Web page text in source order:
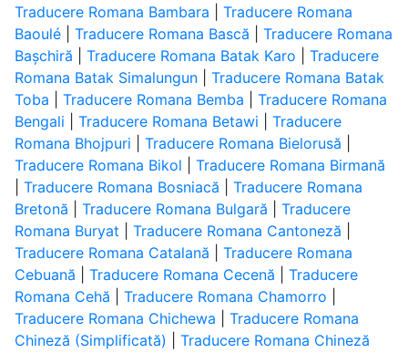
Traducere Romana Bambara
Traducere Romana
Baoulé| Traducere Romana Bască
Traducere Romana
Bașchiră
Traducere Romana Batak Karo
Traducere
Romana Batak Simalungun| Traducere Romana Batak
Toba
Traducere Romana Bemba
Traducere Romana
Bengali
Traducere Romana Betawi
Traducere
Romana Bhojpuri
Traducere Romana Bielorusă
Traducere Romana Bikol
Traducere Romana Birmană
Traducere Romana Bosniacă
Traducere Romana
Bretonă
Traducere Romana Bulgară
Traducere
Romana Buryat
Traducere Romana Cantoneză
Traducere Romana Catalană
Traducere Romana
Cebuană
Traducere Romana Cecenă
Traducere
Romana Cehă
Traducere Romana Chamorro
Traducere Romana Chichewa
Traducere Romana
Chineză (Simplificată)
Traducere Romana Chineză